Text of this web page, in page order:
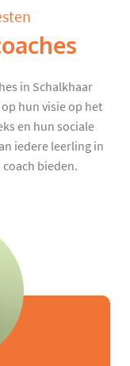
in Schalkhaar
hun visie op het
en hun sociale
iedere leerling in
bieden.